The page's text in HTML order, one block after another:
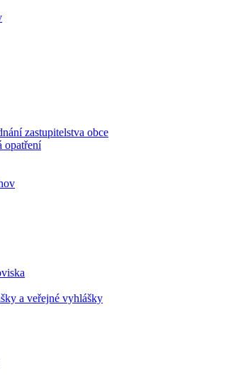
zastupitelstva obce
opatření
a veřejné vyhlášky